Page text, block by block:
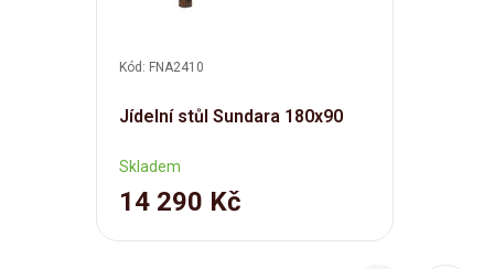
Kód: FNA2410
Jídelní stůl Sundara 180x90
Skladem
14 290 Kč